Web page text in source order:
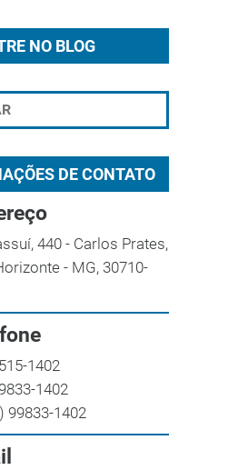
NO BLOG
DE CONTATO
440 - Carlos Prates,
- MG, 30710-
1402
1402
99833-1402